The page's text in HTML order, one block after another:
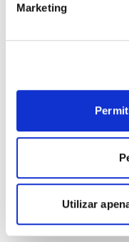
Marketing
Utilizar